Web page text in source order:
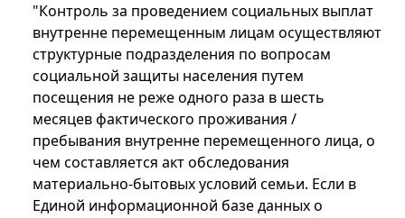
"Контроль за проведением социальных выплат
внутренне перемещенным лицам осуществляют
структурные подразделения по вопросам
социальной защиты населения путем
посещения не реже одного раза в шесть
месяцев фактического проживания /
пребывания внутренне перемещенного лица, о
чем составляется акт обследования
материально-бытовых условий семьи. Если в
Единой информационной базе данных о